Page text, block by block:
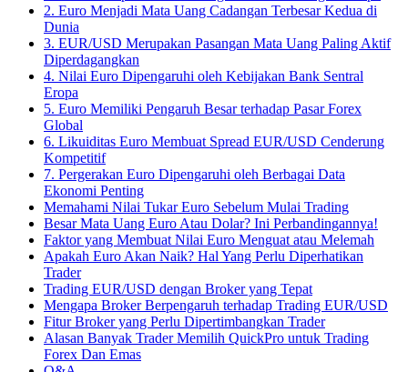
2. Euro Menjadi Mata Uang Cadangan Terbesar Kedua di
Dunia
3. EUR/USD Merupakan Pasangan Mata Uang Paling Aktif
Diperdagangkan
4. Nilai Euro Dipengaruhi oleh Kebijakan Bank Sentral
Eropa
5. Euro Memiliki Pengaruh Besar terhadap Pasar Forex
Global
6. Likuiditas Euro Membuat Spread EUR/USD Cenderung
Kompetitif
7. Pergerakan Euro Dipengaruhi oleh Berbagai Data
Ekonomi Penting
Memahami Nilai Tukar Euro Sebelum Mulai Trading
Besar Mata Uang Euro Atau Dolar? Ini Perbandingannya!
Faktor yang Membuat Nilai Euro Menguat atau Melemah
Apakah Euro Akan Naik? Hal Yang Perlu Diperhatikan
Trader
Trading EUR/USD dengan Broker yang Tepat
Mengapa Broker Berpengaruh terhadap Trading EUR/USD
Fitur Broker yang Perlu Dipertimbangkan Trader
Alasan Banyak Trader Memilih QuickPro untuk Trading
Forex Dan Emas